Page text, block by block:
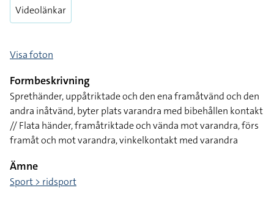
Videolänkar
Visa foton
Formbeskrivning
Sprethänder, uppåtriktade och den ena framåtvänd och den
andra inåtvänd, byter plats varandra med bibehållen kontakt
// Flata händer, framåtriktade och vända mot varandra, förs
framåt och mot varandra, vinkelkontakt med varandra
Ämne
Sport > ridsport